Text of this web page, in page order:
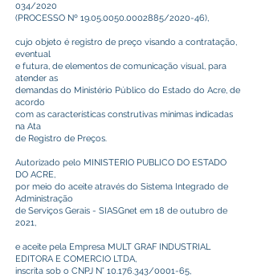
034/2020
(PROCESSO Nº 19.05.0050.0002885/2020-46),
cujo objeto é registro de preço visando a contratação,
eventual
e futura, de elementos de comunicação visual, para
atender as
demandas do Ministério Público do Estado do Acre, de
acordo
com as características construtivas mínimas indicadas
na Ata
de Registro de Preços.
Autorizado pelo MINISTERIO PUBLICO DO ESTADO
DO ACRE,
por meio do aceite através do Sistema Integrado de
Administração
de Serviços Gerais - SIASGnet em 18 de outubro de
2021,
e aceite pela Empresa MULT GRAF INDUSTRIAL
EDITORA E COMERCIO LTDA,
inscrita sob o CNPJ N° 10.176.343/0001-65,